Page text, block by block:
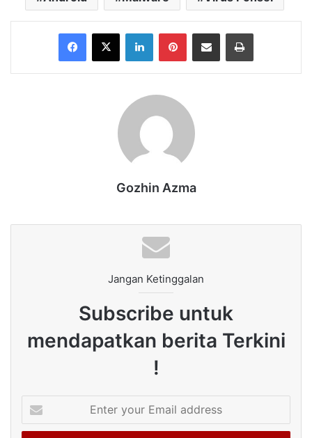
Facebook
X LinkedInPinterestShare via Email Print
Gozhin Azma
Jangan Ketinggalan
Subscribe untuk
mendapatkan berita Terkini
!
your
Email